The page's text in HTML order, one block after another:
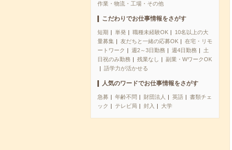
作業・物流・工場・その他
こだわりでお仕事情報をさがす
短期 単発 職種未経験OK
10名以上の大
量募集
友だちと一緒の応募OK
在宅・リモ
ートワーク
週2～3日勤務 週4日勤務
土
日祝のみ勤務
残業なし
副業・WワークOK
語学力が活かせる
人気のワードでお仕事情報をさがす
急募 年齢不問 財団法人 英語
書類チェ
ック
テレビ局 封入 大学